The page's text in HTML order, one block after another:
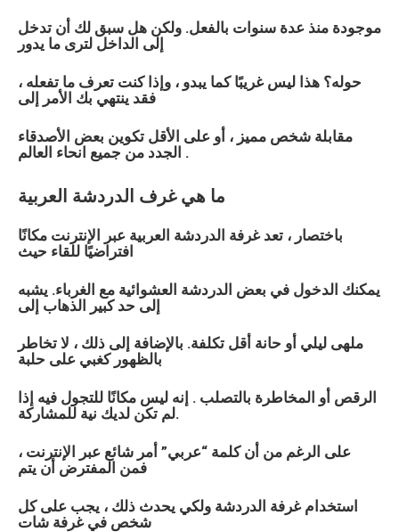
موجودة منذ عدة سنوات بالفعل. ولكن هل سبق لك أن تدخل
إلى الداخل لترى ما يدور
حوله؟ هذا ليس غريبًا كما يبدو ، وإذا كنت تعرف ما تفعله ،
فقد ينتهي بك الأمر إلى
مقابلة شخص مميز ، أو على الأقل تكوين بعض الأصدقاء
الجدد من جميع انحاء العالم .
ما هي غرف الدردشة العربية
باختصار ، تعد غرفة الدردشة العربية عبر الإنترنت مكانًا
افتراضيًا للقاء حيث
يمكنك الدخول في بعض الدردشة العشوائية مع الغرباء. يشبه
إلى حد كبير الذهاب إلى
ملهى ليلي أو حانة أقل تكلفة. بالإضافة إلى ذلك ، لا تخاطر
بالظهور كغبي على حلبة
الرقص أو المخاطرة بالتصلب . إنه ليس مكانًا للتجول فيه إذا
لم تكن لديك نية للمشاركة.
على الرغم من أن كلمة “عربي” أمر شائع عبر الإنترنت ،
فمن المفترض أن يتم
استخدام غرفة الدردشة ولكي يحدث ذلك ، يجب على كل
شخص في غرفة شات